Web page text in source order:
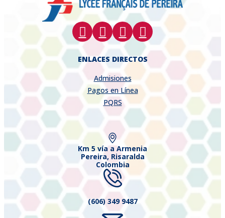
ENLACES DIRECTOS
Admisiones
Pagos en Línea
PQRS
Km 5 vía a Armenia
Pereira, Risaralda
Colombia
(606) 349 9487